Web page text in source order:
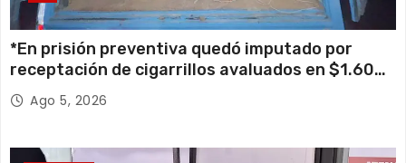
*En prisión preventiva quedó imputado por
receptación de cigarrillos avaluados en $1.600
millones*
Ago 5, 2026